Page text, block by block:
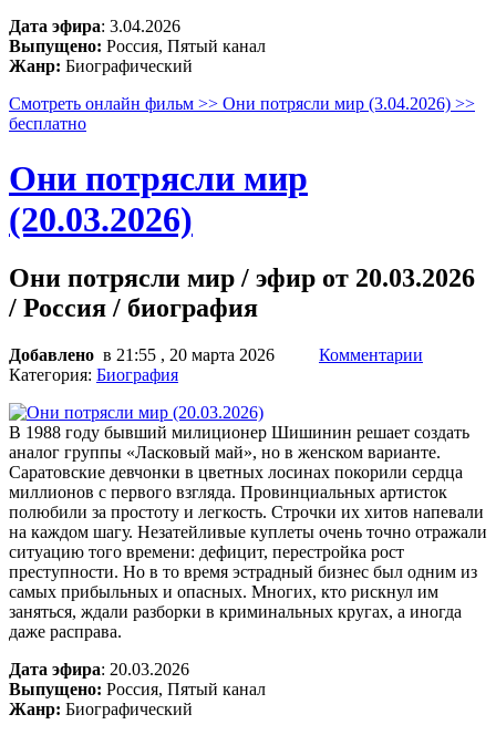
Дата эфира: 3.04.2026
Выпущено: Россия, Пятый канал
Жанр: Биографический
Смотреть онлайн фильм >> Они потрясли мир (3.04.2026) >>
бесплатно
Они потрясли мир
(20.03.2026)
Они потрясли мир / эфир от 20.03.2026
/ Россия / биография
Добавлено в 21:55 , 20 марта 2026
Комментарии
Категория: Биография
В 1988 году бывший милиционер Шишинин решает создать
аналог группы «Ласковый май», но в женском варианте.
Саратовские девчонки в цветных лосинах покорили сердца
миллионов с первого взгляда. Провинциальных артисток
полюбили за простоту и легкость. Строчки их хитов напевали
на каждом шагу. Незатейливые куплеты очень точно отражали
ситуацию того времени: дефицит, перестройка рост
преступности. Но в то время эстрадный бизнес был одним из
самых прибыльных и опасных. Многих, кто рискнул им
заняться, ждали разборки в криминальных кругах, а иногда
даже расправа.
Дата эфира: 20.03.2026
Выпущено: Россия, Пятый канал
Жанр: Биографический